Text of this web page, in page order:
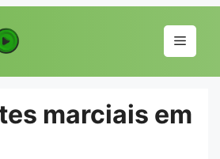
Menu
marciais em